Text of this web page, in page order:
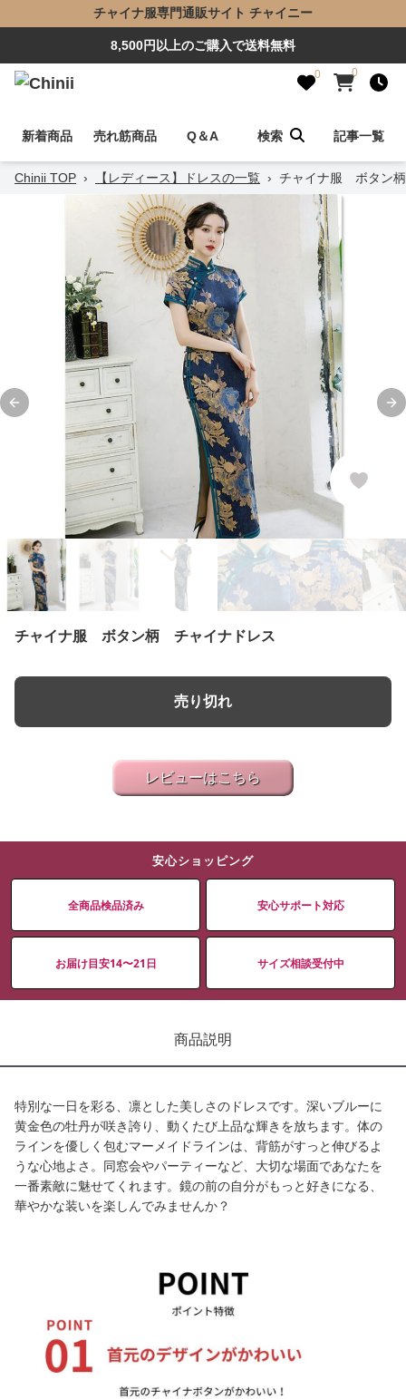
チャイナ服専門通販サイト チャイニー
8,500円以上のご購入で送料無料
0 0
新着商品 売れ筋商品 Q＆A 検索 記事一覧
Chinii TOP › 【レディース】ドレスの一覧 › チャイナ服 ボタン
Previous slide
チャイナ服 ボタン柄 チャイナドレス
売り切れ
レビューはこちら
安心ショッピング
全商品検品済み 安心サポート対応
お届け目安14〜21日 サイズ相談受付中
商品説明
特別な一日を彩る、凛とした美しさのドレスです。深いブルーに
黄金色の牡丹が咲き誇り、動くたび上品な輝きを放ちます。体の
ラインを優しく包むマーメイドラインは、背筋がすっと伸びるよ
うな心地よさ。同窓会やパーティーなど、大切な場面であなたを
一番素敵に魅せてくれます。鏡の前の自分がもっと好きになる、
華やかな装いを楽しんでみませんか？